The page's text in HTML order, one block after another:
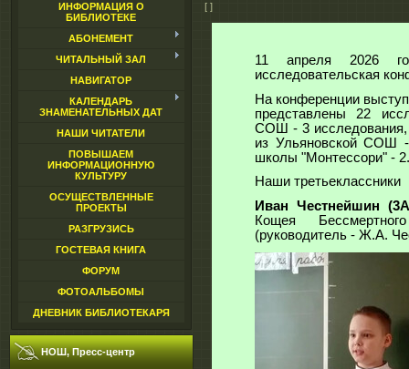
ИНФОРМАЦИЯ О
БИБЛИОТЕКЕ
АБОНЕМЕНТ
ЧИТАЛЬНЫЙ ЗАЛ
НАВИГАТОР
КАЛЕНДАРЬ
ЗНАМЕНАТЕЛЬНЫХ ДАТ
НАШИ ЧИТАТЕЛИ
ПОВЫШАЕМ
ИНФОРМАЦИОННУЮ
КУЛЬТУРУ
ОСУЩЕСТВЛЕННЫЕ
ПРОЕКТЫ
РАЗГРУЗИСЬ
ГОСТЕВАЯ КНИГА
ФОРУМ
ФОТОАЛЬБОМЫ
ДНЕВНИК БИБЛИОТЕКАРЯ
НОШ, Пресс-центр
[ ]
11 апреля 2026
исследовательская
На конференции
представлены 22
СОШ - 3
из Ульяновской СОШ
школы "Монтессори" - 2.
Наши третьеклассники
Иван Честнейшин
Кощея
(руководитель - Ж.А.